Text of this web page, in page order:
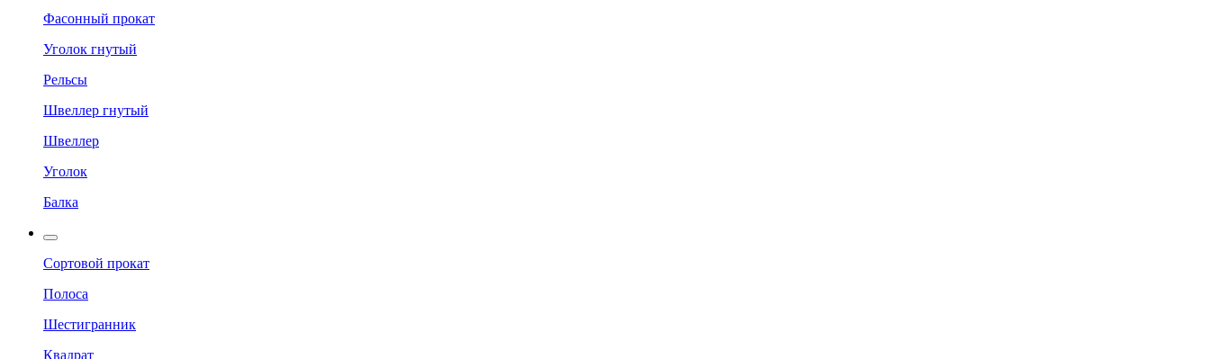
Фасонный прокат
Уголок гнутый
Рельсы
Швеллер гнутый
Швеллер
Уголок
Балка
Сортовой прокат
Полоса
Шестигранник
Квадрат